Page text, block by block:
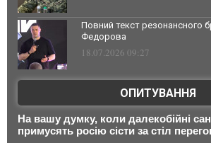
Повний текст резонансного
Федорова
18.07.2026 09:27
ОПИТУВАННЯ
На вашу думку, коли далекобійні
примусять росію сісти за стіл